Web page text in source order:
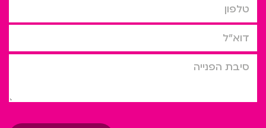
טלפון
דוא”ל
סיבת הפניה